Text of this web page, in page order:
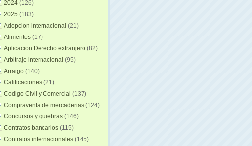
2024 (126)
2025 (183)
Adopcion internacional (21)
Alimentos (17)
Aplicacion Derecho extranjero (82)
Arbitraje internacional (95)
Arraigo (140)
Calificaciones (21)
Codigo Civil y Comercial (137)
Compraventa de mercaderias (124)
Concursos y quiebras (146)
Contratos bancarios (115)
Contratos internacionales (145)